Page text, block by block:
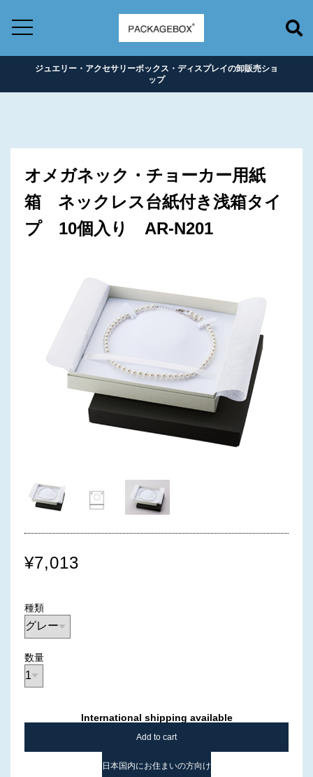
ジュエリー・アクセサリーボックス・ディスプレイの卸販売ショ
ップ
オメガネック・チョーカー用紙
箱 ネックレス台紙付き浅箱タイ
プ 10個入り AR-N201
¥7,013
種類
数量
International shipping available
Add to cart
日本国内にお住まいの方向け